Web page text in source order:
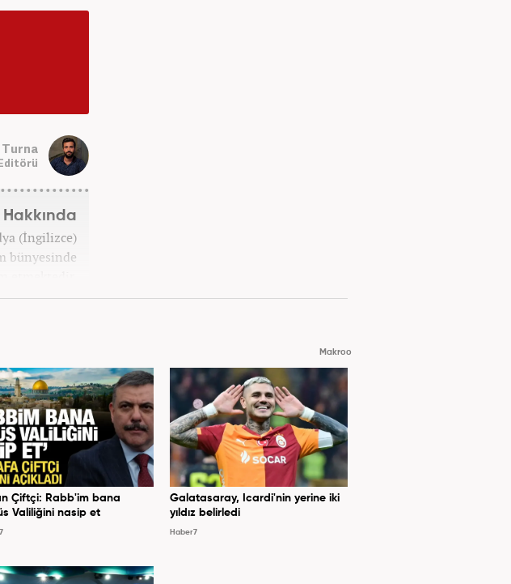
Turna
Hakkında
(İngilizce)
bünyesinde
Makroo
Çiftçi: Rabb'im bana
Valiliğini nasip et
Galatasaray, Icardi'nin yerine iki
yıldız belirledi
Haber7